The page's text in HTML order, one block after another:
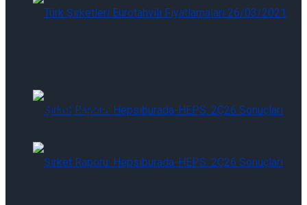
Eurotahvil Piyasasında Neler Oluyor
Şirket Raporu: Hepsiburada-HEPS: 2Ç26
07/08/2026